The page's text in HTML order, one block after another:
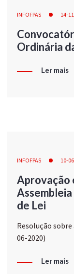
INFOFPAS 14-
Ordinária
Ler mais
INFOFPAS 10-
Aprovação
de Lei
Resolução
06-2020)
Ler mais